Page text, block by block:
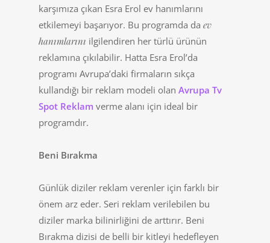
karşımıza çıkan Esra Erol ev hanımlarını
etkilemeyi başarıyor. Bu programda da ev
hanımlarını ilgilendiren her türlü ürünün
reklamına çıkılabilir. Hatta Esra Erol’da
programı Avrupa’daki firmaların sıkça
kullandığı bir reklam modeli olan Avrupa Tv
Spot Reklam verme alanı için ideal bir
programdır.
Beni Bırakma
Günlük diziler reklam verenler için farklı bir
önem arz eder. Seri reklam verilebilen bu
diziler marka bilinirliğini de arttırır. Beni
Bırakma dizisi de belli bir kitleyi hedefleyen